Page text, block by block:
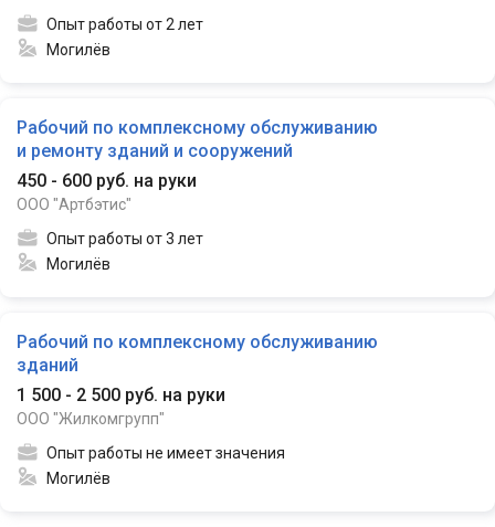
Опыт работы от 2 лет
Могилёв
Рабочий по комплексному обслуживанию
и ремонту зданий и сооружений
450 - 600 руб. на руки
ООО "Артбэтис"
Опыт работы от 3 лет
Могилёв
Рабочий по комплексному обслуживанию
зданий
1 500 - 2 500 руб. на руки
ООО "Жилкомгрупп"
Опыт работы не имеет значения
Могилёв